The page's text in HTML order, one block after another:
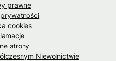
prawne
cookies
strony
Niewolnictwie